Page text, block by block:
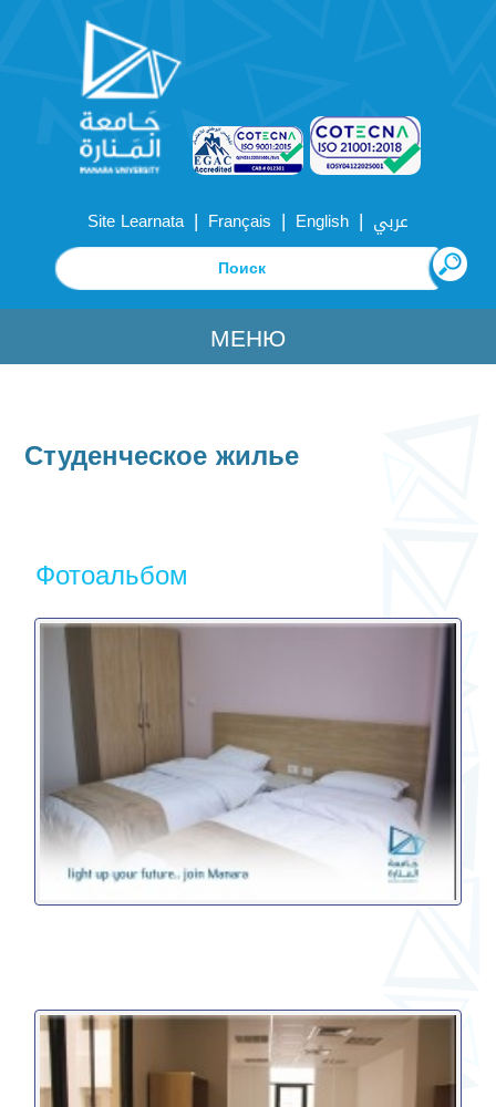
Site Learnata | Français | English | عربي
МЕНЮ
Студенческое жилье
Фотоальбом